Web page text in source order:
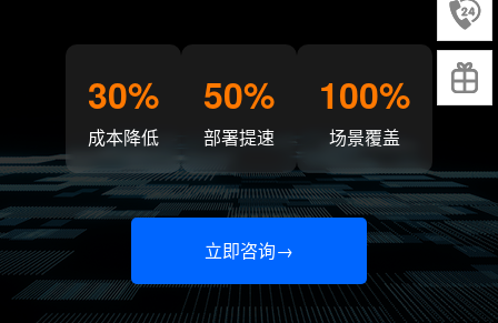
30%
成本降低
50%
部署提速
100%
场景覆盖
立即咨询→